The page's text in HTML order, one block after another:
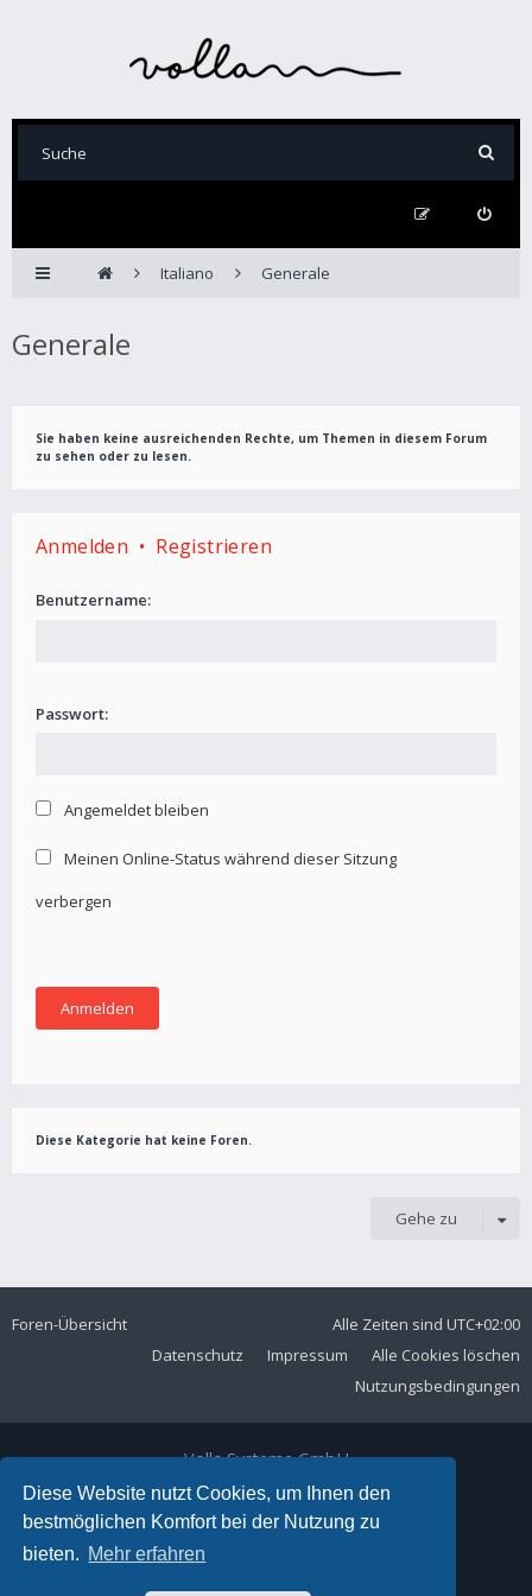
Diese Website nutzt Cookies, um Ihnen den
bestmöglichen Komfort bei der Nutzung zu
bieten. Mehr erfahren
Italiano Generale
Generale
Sie haben keine ausreichenden Rechte, um Themen in diesem Forum
zu sehen oder zu lesen.
Anmelden • Registrieren
Benutzername:
Passwort:
Angemeldet bleiben
Meinen Online-Status während dieser Sitzung
verbergen
Diese Kategorie hat keine Foren.
Gehe zu
Foren-Übersicht Alle Zeiten sind UTC+02:00
Alle Cookies löschen
Impressum
Datenschutz
Nutzungsbedingungen
Volla Systeme GmbH
Kölner Straße 102
42897 Remscheid
Telefon:+49 2191 59897 61
E-Mail: